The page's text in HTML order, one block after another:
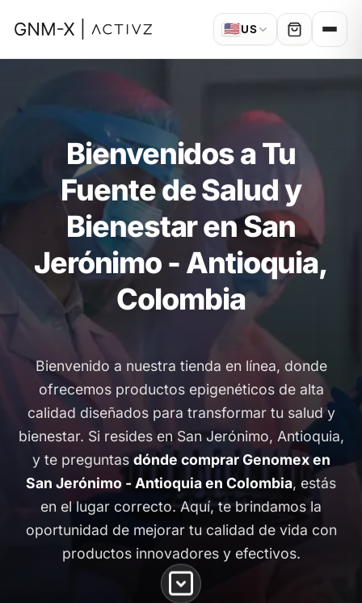
🇺🇸US
Bienvenidos a Tu
Fuente de Salud y
Bienestar en San
Jerónimo - Antioquia,
Colombia
Bienvenido a nuestra tienda en línea, donde
ofrecemos productos epigenéticos de alta
calidad diseñados para transformar tu salud y
bienestar. Si resides en San Jerónimo, Antioquia,
y te preguntas dónde comprar Genomex en
San Jerónimo - Antioquia en Colombia, estás
en el lugar correcto. Aquí, te brindamos la
oportunidad de mejorar tu calidad de vida con
productos innovadores y efectivos.